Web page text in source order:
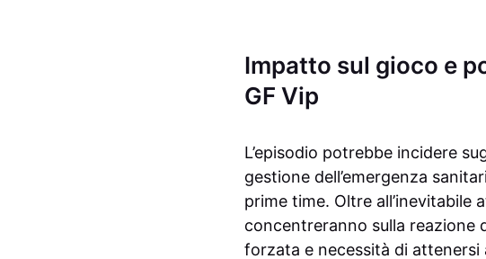
Impatto sul gioco e
GF Vip
L’episodio potrebbe incidere
gestione dell’emergenza
prime time. Oltre all’inevitabile
concentreranno sulla reazione
forzata e necessità di attenersi